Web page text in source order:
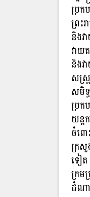
ប្រក
ព្រះ
និងវ
វាយ
និងវ
សស្
សមិ
ប្រក
យន្ត
ចំពោ
ក្រសួ
ទៀត
ក្រម
ដំណ